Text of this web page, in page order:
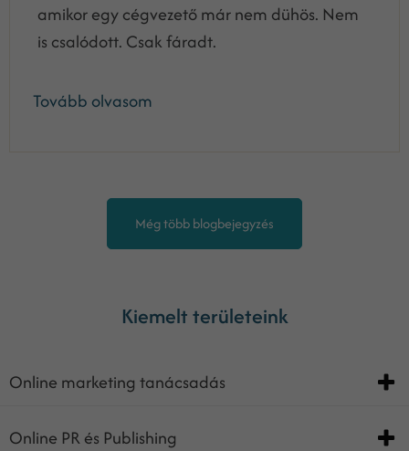
amikor egy cégvezető már nem dühös. Nem
is csalódott. Csak fáradt.
Tovább olvasom
Még több blogbejegyzés
Kiemelt területeink
Online marketing tanácsadás
Online PR és Publishing